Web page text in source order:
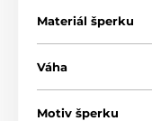
Materiál šperku
Váha
Motiv šperku